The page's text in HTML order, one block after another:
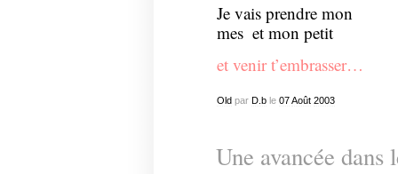
Je vais prendre mon
mes et mon petit
et venir t’embrasser…
Oldpar D.ble 07 Août 2003
Une avancée